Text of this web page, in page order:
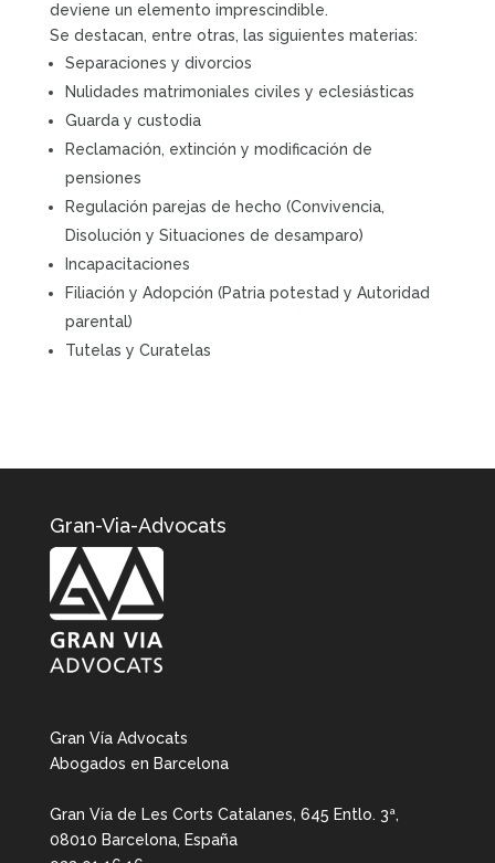
deviene un elemento imprescindible.
Se destacan, entre otras, las siguientes materias:
Separaciones y divorcios
Nulidades matrimoniales civiles y eclesiásticas
Guarda y custodia
Reclamación, extinción y modificación de
pensiones
Regulación parejas de hecho (Convivencia,
Disolución y Situaciones de desamparo)
Incapacitaciones
Filiación y Adopción (Patria potestad y Autoridad
parental)
Tutelas y Curatelas
Gran-Via-Advocats
Gran Vía Advocats
Abogados en Barcelona
Gran Vía de Les Corts Catalanes, 645 Entlo. 3ª,
08010 Barcelona, España